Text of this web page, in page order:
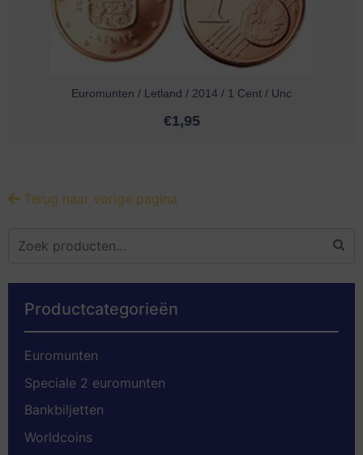
Euromunten / Letland / 2014 / 1 Cent / Unc
€1,95
Terug naar vorige pagina
Productcategorieën
Euromunten
Speciale 2 euromunten
Bankbiljetten
Worldcoins